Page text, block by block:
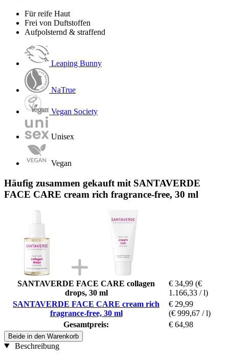
Für reife Haut
Frei von Duftstoffen
Aufpolsternd & straffend
Leaping Bunny
NaTrue
Vegan Society
Unisex
Vegan
Häufig zusammen gekauft mit SANTAVERDE
FACE CARE cream rich fragrance-free, 30 ml
SANTAVERDE FACE CARE collagen
drops, 30 ml
€ 34,99 (€
1.166,33 / l)
SANTAVERDE FACE CARE cream rich
fragrance-free, 30 ml
€ 29,99
(€ 999,67 / l)
Gesamtpreis:
€ 64,98
Beide in den Warenkorb
Beschreibung